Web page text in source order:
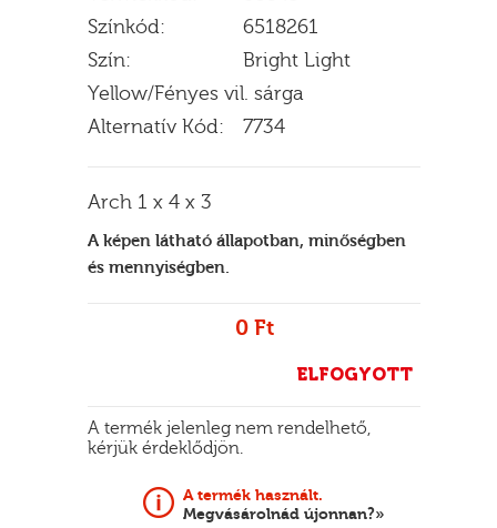
Színkód:
6518261
Szín:
Bright Light
Yellow/Fényes vil. sárga
Alternatív Kód:
7734
Arch 1 x 4 x 3
A képen látható állapotban, minőségben
és mennyiségben.
0 Ft
ELFOGYOTT
A termék jelenleg nem rendelhető,
kérjük érdeklődjön.
A termék használt.
Megvásárolnád újonnan?»